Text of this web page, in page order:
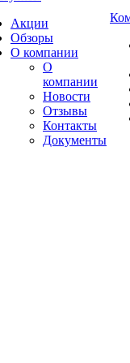
Акции
Обзоры
О компании
О
компании
Новости
Отзывы
Контакты
Документы